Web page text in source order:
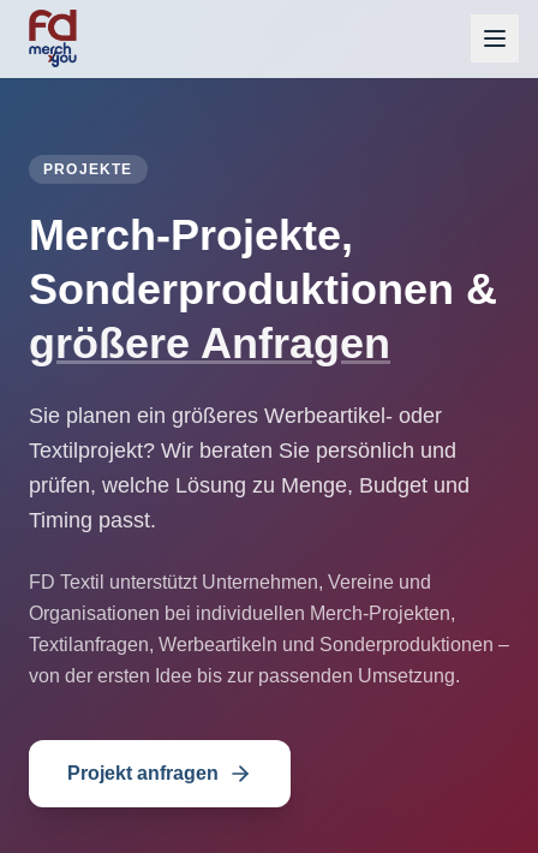
PROJEKTE
Merch-Projekte,
Sonderproduktionen &
größere Anfragen
Sie planen ein größeres Werbeartikel- oder
Textilprojekt? Wir beraten Sie persönlich und
prüfen, welche Lösung zu Menge, Budget und
Timing passt.
FD Textil unterstützt Unternehmen, Vereine und
Organisationen bei individuellen Merch-Projekten,
Textilanfragen, Werbeartikeln und Sonderproduktionen –
von der ersten Idee bis zur passenden Umsetzung.
Projekt anfragen